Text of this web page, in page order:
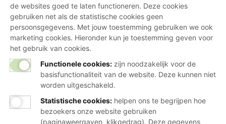
de websites goed te laten functioneren. Deze cookies
gebruiken net als de statistische cookies geen
persoonsgegevens. Met jouw toestemming gebruiken we ook
marketing cookies. Hieronder kun je toestemming geven voor
het gebruik van cookies.
Functionele cookies: zijn noodzakelijk voor de
basisfunctionaliteit van de website. Deze kunnen niet
worden uitgeschakeld.
Statistische cookies: helpen ons te begrijpen hoe
bezoekers onze website gebruiken
(paginaweergaven, klikgedrag). Deze gegevens